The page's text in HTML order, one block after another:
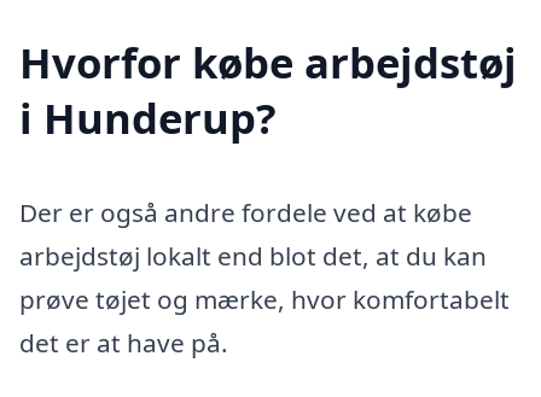
Hvorfor købe arbejdstøj
i Hunderup?
Der er også andre fordele ved at købe
arbejdstøj lokalt end blot det, at du kan
prøve tøjet og mærke, hvor komfortabelt
det er at have på.